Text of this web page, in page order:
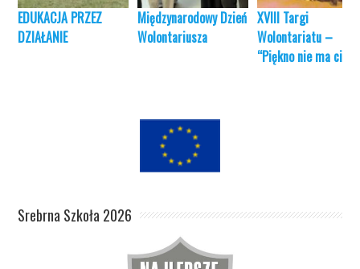
EDUKACJA PRZEZ
DZIAŁANIE
Międzynarodowy Dzień
Wolontariusza
XVIII Targi
Wolontariatu –
“Piękno nie ma
Srebrna Szkoła 2026